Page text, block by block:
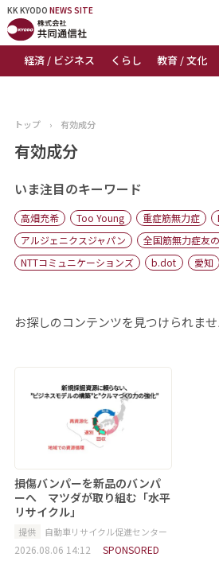
KK KYODO NEWS SITE
経済 / ビジネス くらし 教育 / 文化
KK KYODONEWS SITE
トップページ
ニュース
おすすめコンテンツ
出版物
会社概要
トップ › 有効成分
有効成分
いま注目のキーワード
高畑充希 Too Young 重症筋無力症
アルジェニクスジャパン
全国筋無力症友
NTTコミュニケーションズ
b.dot 愛知
お探しのコンテンツを見つけられませ
損傷バンパーを新品のバンパ
ーへ マツダが取り組む「水平
リサイクル」
提供 自動車リサイクル促進センター
2026.08.06 14:12
SPONSORED